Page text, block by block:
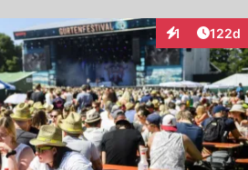
1
Interaktionen
122d